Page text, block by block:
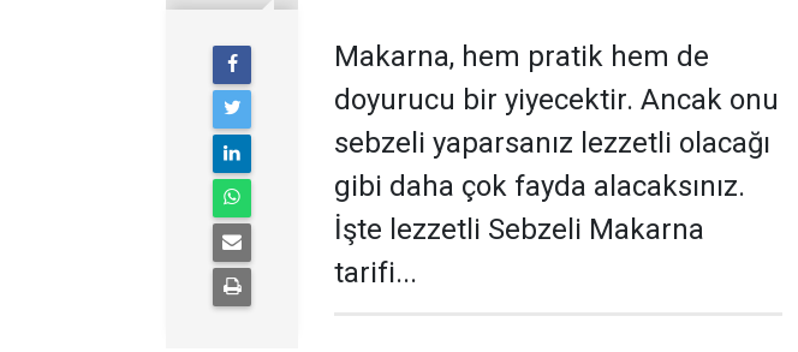
Makarna, hem pratik hem de
doyurucu bir yiyecektir. Ancak onu
sebzeli yaparsanız lezzetli olacağı
gibi daha çok fayda alacaksınız.
İşte lezzetli Sebzeli Makarna
tarifi...